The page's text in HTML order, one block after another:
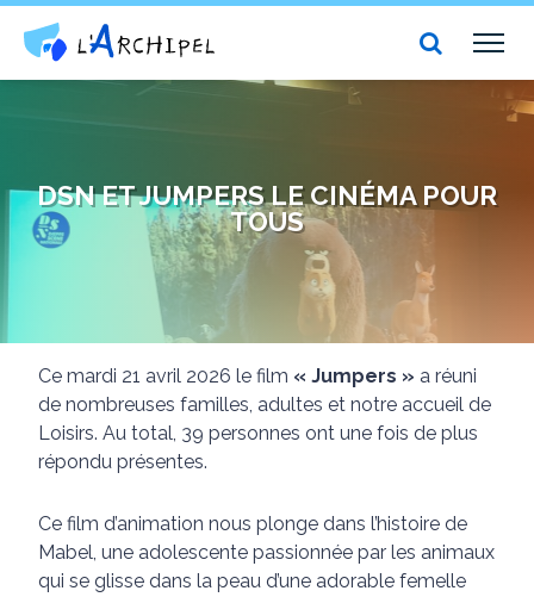
Centre social et culturel l'Archipel
DSN ET JUMPERS LE CINÉMA POUR
TOUS
Ce mardi 21 avril 2026 le film « Jumpers » a réuni
de nombreuses familles, adultes et notre accueil de
Loisirs. Au total, 39 personnes ont une fois de plus
répondu présentes.
Ce film d’animation nous plonge dans l’histoire de
Mabel, une adolescente passionnée par les animaux
qui se glisse dans la peau d’une adorable femelle